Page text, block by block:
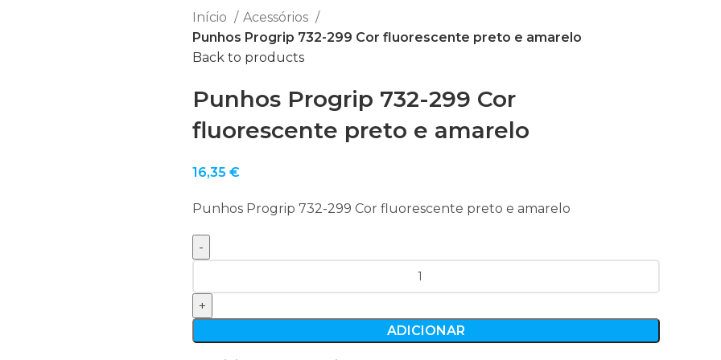
Início
Acessórios
Punhos Progrip 732-299 Cor fluorescente preto e amarelo
Back to products
Punhos Progrip 732-299 Cor
fluorescente preto e amarelo
16,35 €
Punhos Progrip 732-299 Cor fluorescente preto e amarelo
de
Punhos
ADICIONAR